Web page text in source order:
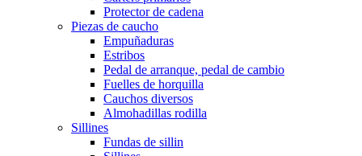
Protector de cadena
Piezas de caucho
Empuñaduras
Estribos
Pedal de arranque, pedal de cambio
Fuelles de horquilla
Cauchos diversos
Almohadillas rodilla
Sillines
Fundas de sillin